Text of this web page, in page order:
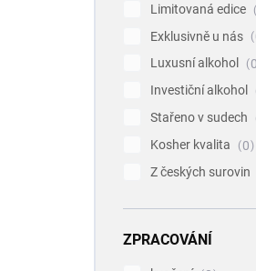
Limitovaná edice
Exklusivně u nás
Luxusní alkohol
0
Investiční alkohol
Stařeno v sudech
Kosher kvalita
0
Z českých surovin
ZPRACOVÁNÍ